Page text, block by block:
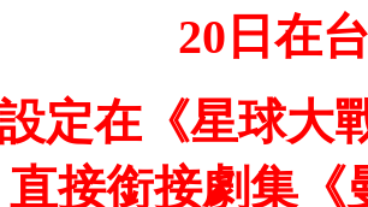
20日在
定在《星球大
直接銜接劇集《